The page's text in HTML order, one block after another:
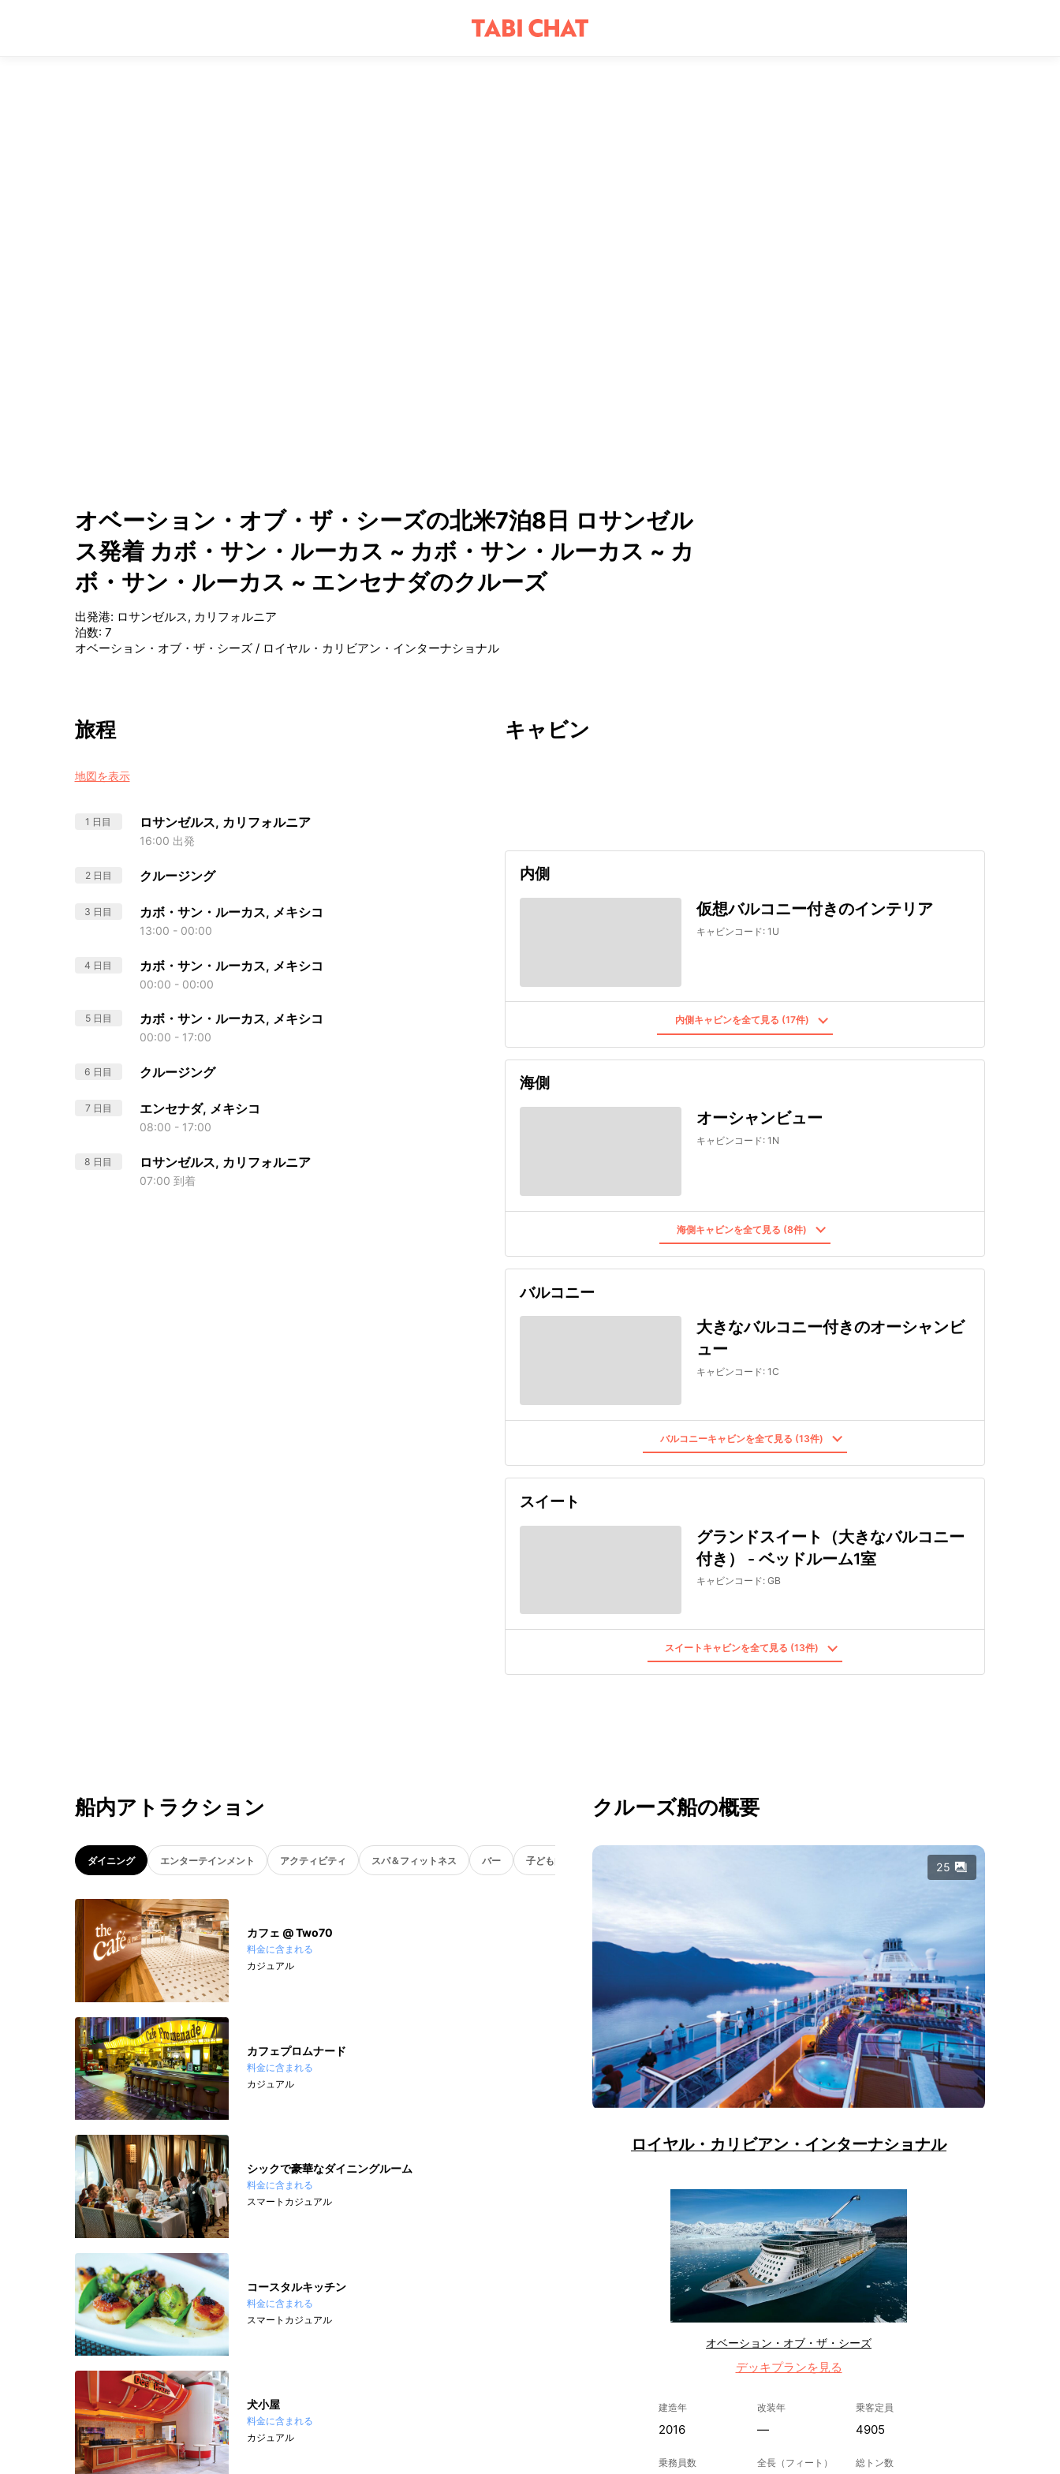
オベーション・オブ・ザ・シーズの北米7泊8日 ロサンゼル
ス発着 カボ・サン・ルーカス ~ カボ・サン・ルーカス ~ カ
ボ・サン・ルーカス ~ エンセナダのクルーズ
出発港: ロサンゼルス, カリフォルニア
泊数: 7
オベーション・オブ・ザ・シーズ/ ロイヤル・カリビアン・インターナショナル
旅程
地図を表示
1 日目 ロサンゼルス, カリフォルニア
16:00 出発
2 日目 クルージング
3 日目 カボ・サン・ルーカス, メキシコ
13:00 - 00:00
4 日目 カボ・サン・ルーカス, メキシコ
00:00 - 00:00
5 日目 カボ・サン・ルーカス, メキシコ
00:00 - 17:00
6 日目 クルージング
7 日目 エンセナダ, メキシコ
08:00 - 17:00
8 日目 ロサンゼルス, カリフォルニア
07:00 到着
キャビン
内側
仮想バルコニー付きのインテリア
キャビンコード: 1U
内側キャビンを全て見る (17件)
海側
オーシャンビュー
キャビンコード: 1N
海側キャビンを全て見る (8件)
バルコニー
大きなバルコニー付きのオーシャンビ
ュー
キャビンコード: 1C
バルコニーキャビンを全て見る (13件)
スイート
グランドスイート（大きなバルコニー
付き） - ベッドルーム1室
キャビンコード: GB
スイートキャビンを全て見る (13件)
船内アトラクション
ダイニング エンターテインメント アクティビティ スパ＆フィットネス バー 子ども向け
カフェ @ Two70
料金に含まれる
カジュアル
カフェプロムナード
料金に含まれる
カジュアル
シックで豪華なダイニングルーム
料金に含まれる
スマートカジュアル
コースタルキッチン
料金に含まれる
スマートカジュアル
犬小屋
料金に含まれる
カジュアル
クルーズ船の概要
25
ロイヤル・カリビアン・インターナショナル
オベーション・オブ・ザ・シーズ
デッキプランを見る
建造年
2016
改装年
—
乗客定員
4905
乗務員数 全長（フィート） 総トン数